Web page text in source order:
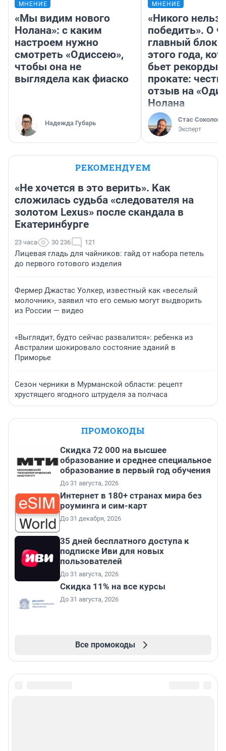
МНЕНИЕ
«Мы видим нового
Нолана»: с каким
настроем нужно
смотреть «Одиссею»,
чтобы она не
выглядела как фиаско
Надежда Губарь
МНЕНИЕ
«Никого нельзя
победить». О
главный
этого года,
бьет рекорды в
прокате:
отзыв на
Нолана
Стас Соколов
Эксперт
РЕКОМЕНДУЕМ
«Не хочется в это верить». Как
сложилась судьба «следователя на
золотом Lexus» после скандала в
Екатеринбурге
23 часа 30 236 121
Лицевая гладь для чайников: гайд от набора петель
до первого готового изделия
Фермер Джастас Уолкер, известный как «веселый
молочник», заявил что его семью могут выдворить
из России — видео
«Выглядит, будто сейчас развалится»: ребенка из
Австралии шокировало состояние зданий в
Приморье
Сезон черники в Мурманской области: рецепт
хрустящего ягодного штруделя за полчаса
ПРОМОКОДЫ
Скидка 72 000 на высшее
образование и среднее специальное
образование в первый год обучения
До 31 августа, 2026
Интернет в 180+ странах мира без
роуминга и сим-карт
До 31 декабря, 2026
35 дней бесплатного доступа к
подписке Иви для новых
пользователей
До 31 августа, 2026
Скидка 11% на все курсы
До 31 августа, 2026
Все промокоды